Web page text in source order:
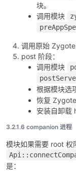
块。
调用模块
调用原始
post 阶段：
调用模块
根据模块选
恢复
安装自卸载
3.2.1.6 companion 进程
模块如果需要 root 权
是：